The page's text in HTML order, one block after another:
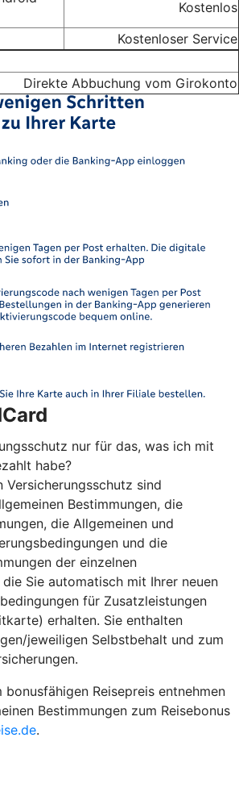
Kostenlos
Kostenloser Service
Direkte Abbuchung vom Girokonto
nur für das, was ich mit
habe?
Versicherungsschutz sind
Bestimmungen, die
die Allgemeinen und
und die
der einzelnen
Sie automatisch mit Ihrer neuen
für Zusatzleistungen
erhalten. Sie enthalten
jeweiligen Selbstbehalt und zum
bonusfähigen Reisepreis entnehmen
Bestimmungen zum Reisebonus
.